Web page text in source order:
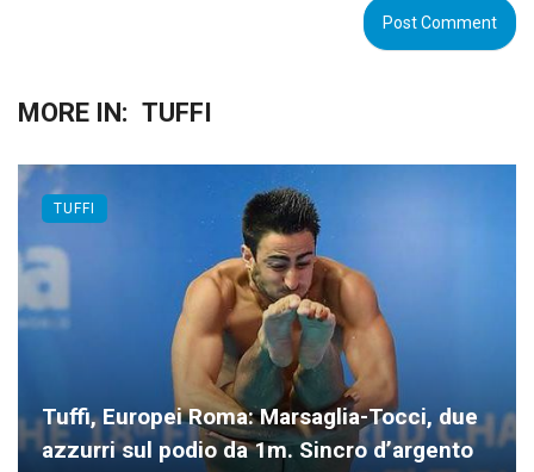
MORE IN: TUFFI
Tuffi, Europei Roma: Marsaglia-Tocci, due
azzurri sul podio da 1m. Sincro d’argento
TUFFI